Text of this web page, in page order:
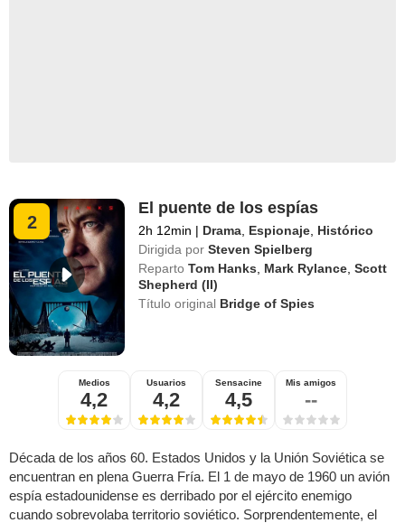
2
El puente de los espías
2h 12min | Drama Espionaje Histórico
Dirigida por Steven Spielberg
Reparto Tom Hanks Mark Rylance ,Scott
Shepherd (II)
Título original Bridge of Spies
Medios
4,2
Usuarios
4,2
Sensacine
4,5
Mis amigos
--
Década de los años 60. Estados Unidos y la Unión Soviética se
encuentran en plena Guerra Fría. El 1 de mayo de 1960 un avión
espía estadounidense es derribado por el ejército enemigo
cuando sobrevolaba territorio soviético. Sorprendentemente, el